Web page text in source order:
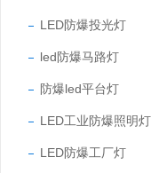
LED防爆投光灯
led防爆马路灯
防爆led平台灯
LED工业防爆照明灯
LED防爆工厂灯